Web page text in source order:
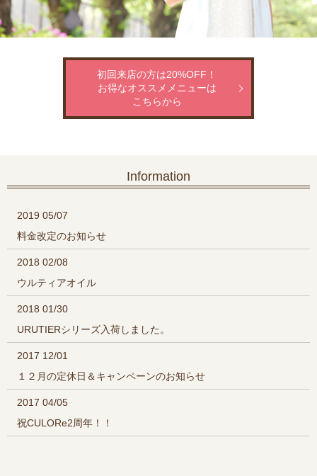
初回来店の方は20%OFF！
お得なオススメメニューは
こちらから
Information
2019 05/07
料金改定のお知らせ
2018 02/08
ウルティアオイル
2018 01/30
URUTIERシリーズ入荷しました。
2017 12/01
１２月の定休日＆キャンペーンのお知らせ
2017 04/05
祝CULORe2周年！！